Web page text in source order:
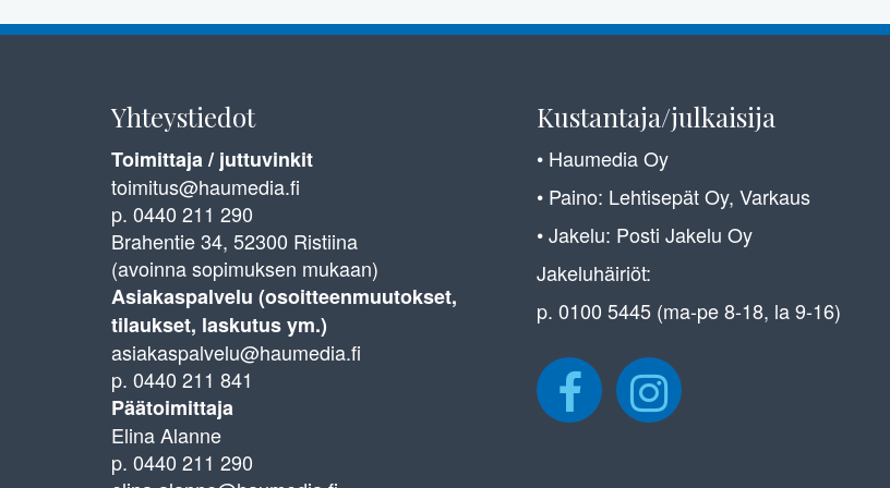
Yhteystiedot
Toimittaja / juttuvinkit
toimitus@haumedia.fi
p. 0440 211 290
Brahentie 34, 52300 Ristiina
(avoinna sopimuksen mukaan)
Asiakaspalvelu (osoitteenmuutokset,
tilaukset, laskutus ym.)
asiakaspalvelu@haumedia.fi
p. 0440 211 841
Päätoimittaja
Elina Alanne
p. 0440 211 290
Kustantaja/julkaisija
• Haumedia Oy
• Paino: Lehtisepät Oy, Varkaus
• Jakelu: Posti Jakelu Oy
Jakeluhäiriöt:
p. 0100 5445 (ma-pe 8-18, la 9-16)